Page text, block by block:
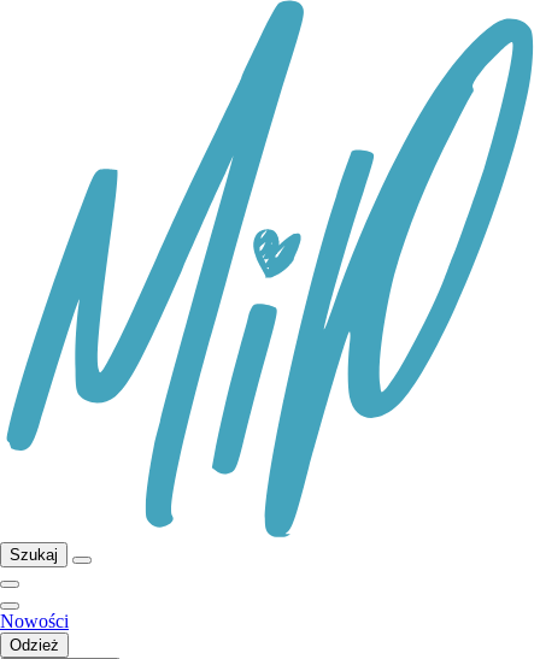
Szukaj
Nowości
Odzież